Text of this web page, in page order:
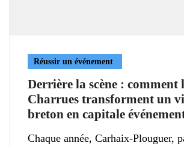
Réussir un événement
Derrière la scène : comment
Charrues transforment un
breton en capitale
Chaque année, Carhaix-Plouguer,